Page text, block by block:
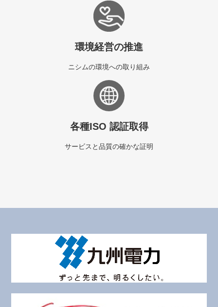
環境経営の推進
ニシムの環境への取り組み
各種ISO 認証取得
サービスと品質の確かな証明